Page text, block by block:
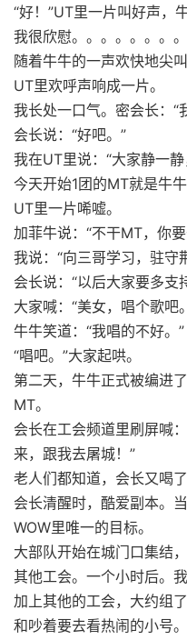
“好！”UT里一片叫好声，
我很欣慰。。。。。。。。
随着牛牛的一声欢快地尖
UT里欢呼声响成一片。
我长处一口气。密会长：“
会长说：“好吧。”
我在UT里说：“大家静一
今天开始1团的MT就是牛
UT里一片唏嘘。
加菲牛说：“不干MT，你
我说：“向三哥学习，驻守
会长说：“以后大家要多支
大家喊：“美女，唱个歌吧
牛牛笑道：“我唱的不好。”
“唱吧。”大家起哄。
第二天，牛牛正式被编进
MT。
会长在工会频道里刷屏喊
来，跟我去屠城！”
老人们都知道，会长又喝了
会长清醒时，酷爱副本。
WOW里唯一的目标。
大部队开始在城门口集结
其他工会。一个小时后。
加上其他的工会，大约组
和吵着要去看热闹的小号。